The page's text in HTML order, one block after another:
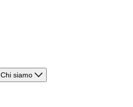
Chi siamo